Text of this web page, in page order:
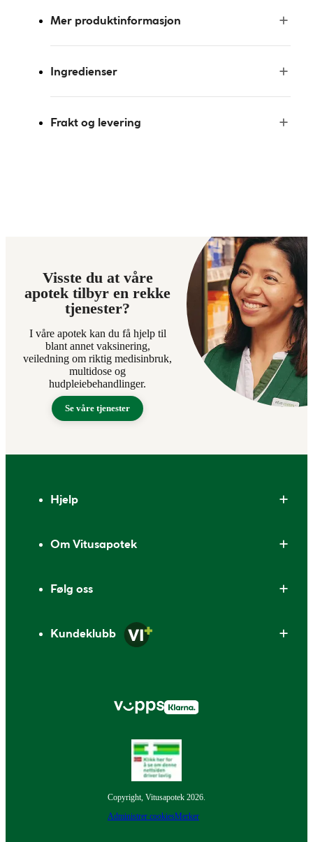
Mer produktinformasjon
Ingredienser
Frakt og levering
Visste du at våre
apotek tilbyr en rekke
tjenester?
I våre apotek kan du få hjelp til
blant annet vaksinering,
veiledning om riktig medisinbruk,
multidose og
hudpleiebehandlinger.
Se våre tjenester
Hjelp
Om Vitusapotek
Følg oss
Kundeklubb
Copyright, Vitusapotek 2026.
Administrer cookiesMerker